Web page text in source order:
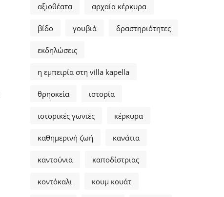
αξιοθέατα αρχαία κέρκυρα
βίδο γουβιά δραστηριότητες
εκδηλώσεις
η εμπειρία στη villa kapella
θρησκεία ιστορία
ιστορικές γωνιές κέρκυρα
καθημερινή ζωή κανάτια
καντούνια καποδίστριας
κοντόκαλι κουμ κουάτ